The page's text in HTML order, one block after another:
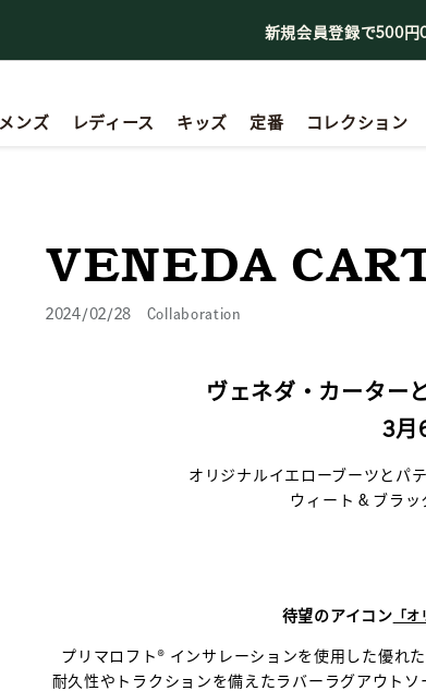
新規会員登録で500円
メンズ レディース キッズ 定番 コレクション
VENEDA
2024/02/28 Collaboration
ヴェネダ・カーター
3月
オリジナルイエローブーツとパ
ウィート & ブラッ
待望のアイコン 「
プリマロフト® インサレーションを使用した優れ
耐久性やトラクションを備えたラバーラグアウト